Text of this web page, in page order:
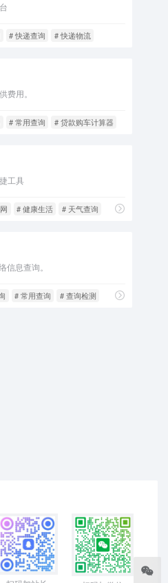
# 快递查询 # 快递物流
费用。
# 常用查询 # 贷款购车计算器
工具
# 健康生活 # 天气查询
信息查询。
# 常用查询 # 查询检测